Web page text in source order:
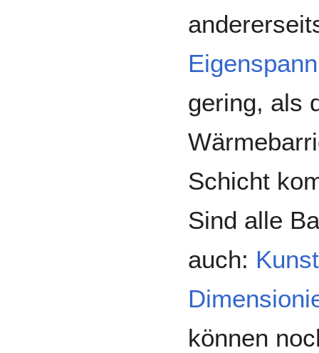
gering, als
Schicht
Sind alle
auch:
können